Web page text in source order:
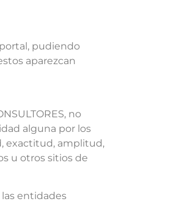
pudiendo
aparezcan
no
alguna por los
exactitud, amplitud,
u otros sitios de
entidades